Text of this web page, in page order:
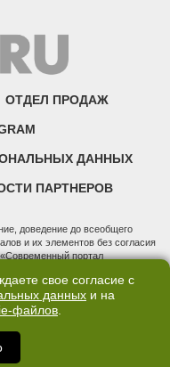
ОТДЕЛ ПРОДАЖ
ДАННЫХ
ПАРТНЕРОВ
доведение до всеобщего
и их элементов без согласия
портал
и массовых коммуникаций
77 - 76634 от 02.09.2019
"66.ру". Юридический
продаж: 620014, Свердловская
7015, +7 (343) 288-50-66
Владимирович
свое согласие с
данных и на
файлов.